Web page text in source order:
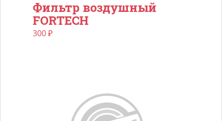
Фильтр воздушный
FORTECH
300₽